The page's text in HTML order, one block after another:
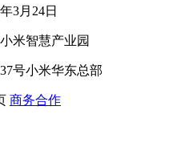
3月24日
米智慧产业园
号小米华东总部
商务合作